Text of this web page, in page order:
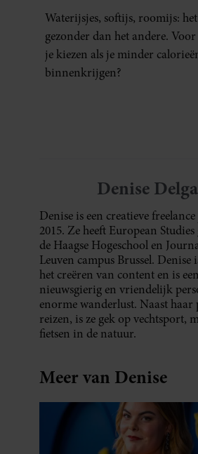
Waterijsjes, softijs, roomijs:
gezonder dan het andere.
je kiezen als je minder
binnenkrijgen?
Denise
Denise is een creatieve
2015. Ze heeft European
de Haagse Hogeschool en
Leuven campus Brussel. Denise
het creëren van content en is
nieuwsgierig en vriendelijk
enorme wanderlust. Naast haar
reizen, is ze gek op vechtsport,
fietsen in de natuur.
Meer van Denise